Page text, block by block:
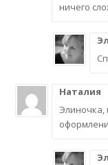
ничего
Наталия
Элиночка,